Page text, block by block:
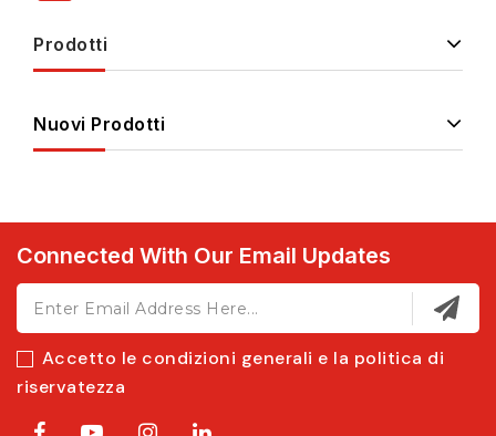
Prodotti
Nuovi Prodotti
Connected With Our Email Updates
Accetto le condizioni generali e la politica di
riservatezza